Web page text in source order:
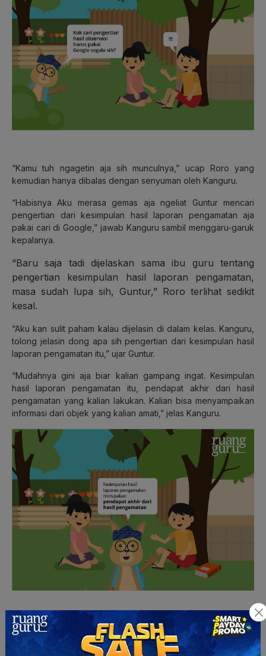
“Kamu tuh ngagetin aja sih munculnya,” ucap Roro yang
kemudian hanya dibalas dengan senyuman oleh Kanguru.
“Habisnya Aku merasa gemas aja ngeliat Guntur mencari
pengertian dari kesimpulan hasil laporan pengamatan aja
pakai cari di Google,” jawab Kanguru sambil menggaru-garuk
kepalanya.
“Baru saja tadi dijelaskan sama ibu guru tentang
pengertian kesimpulan hasil laporan pengamatan,
masa sudah lupa sih, Guntur,” Roro terlihat sedikit
kesal.
“Aku kan sulit paham kalau dijelasin di dalam kelas. Kanguru,
tolong jelasin dong apa sih pengertian dari kesimpulan hasil
laporan pengamatan itu,” ujar Guntur.
“Mudahnya gini aja biar kalian gampang ingat. Kesimpulan
hasil laporan pengamatan itu, pendapat akhir dari hasil
pengamatan yang kalian lakukan. Kalian bisa menyampaikan
informasi dari objek yang kalian amati,” jelas Kanguru.
“Oh iya, ini aku catat juga dari penjelasan Ibu Guru kalau
tujuan dari penulisan kesimpulan hasil pengamatan itu buat
menyampaikan informasi dari objek yang diamati. Benar